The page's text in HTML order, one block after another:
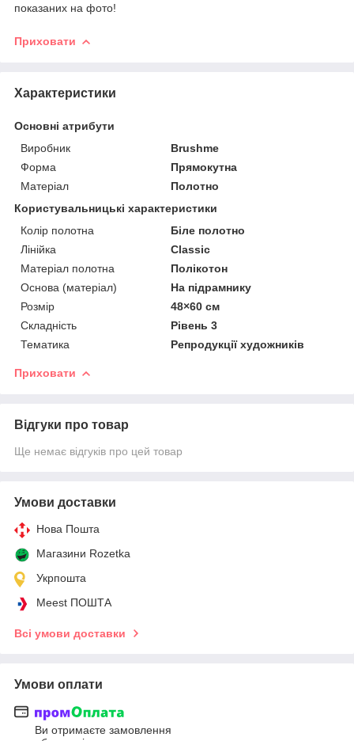
показаних на фото!
Приховати
Характеристики
Основні атрибути
Виробник
Brushme
Форма
Прямокутна
Матеріал
Полотно
Користувальницькі характеристики
Колір полотна
Біле полотно
Лінійка
Classic
Матеріал полотна
Полікотон
Основа (матеріал)
На підрамнику
Розмір
48×60 см
Складність
Рівень 3
Тематика
Репродукції художників
Приховати
Відгуки про товар
Ще немає відгуків про цей товар
Умови доставки
Нова Пошта
Магазини Rozetka
Укрпошта
Meest ПОШТА
Всі умови доставки
Умови оплати
Ви отримаєте замовлення